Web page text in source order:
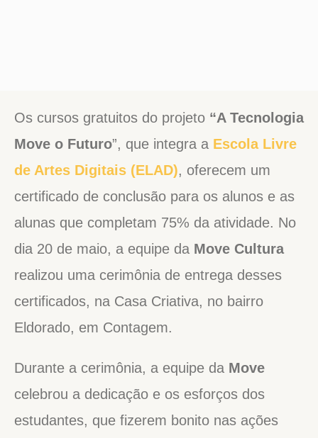
Os cursos gratuitos do projeto “A Tecnologia
Move o Futuro”, que integra a Escola Livre
de Artes Digitais (ELAD), oferecem um
certificado de conclusão para os alunos e as
alunas que completam 75% da atividade. No
dia 20 de maio, a equipe da Move Cultura
realizou uma cerimônia de entrega desses
certificados, na Casa Criativa, no bairro
Eldorado, em Contagem.
Durante a cerimônia, a equipe da Move
celebrou a dedicação e os esforços dos
estudantes, que fizerem bonito nas ações